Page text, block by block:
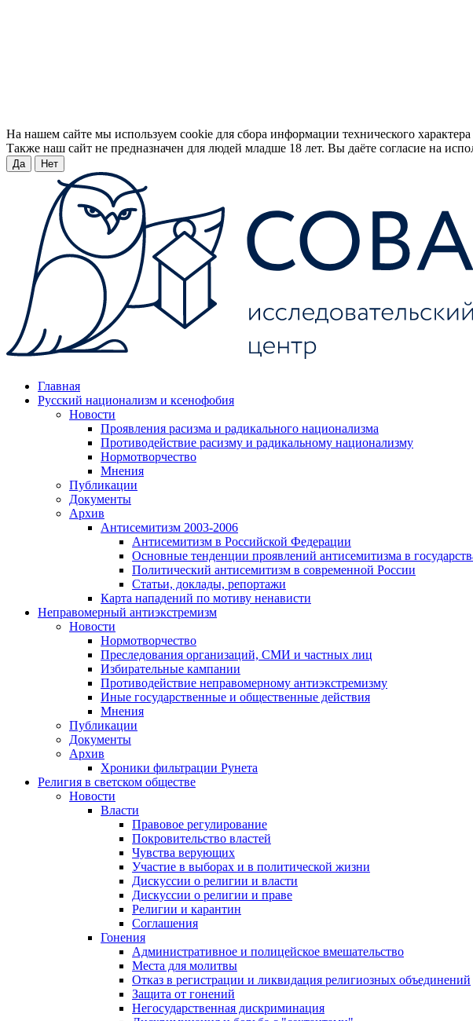
На нашем сайте мы используем cookie для сбора информации технического
Также наш сайт не предназначен для людей младше 18 лет. Вы даёте согласие на
Да Нет
Главная
Русский национализм и ксенофобия
Новости
Проявления расизма и радикального национализма
Противодействие расизму и радикальному национализму
Нормотворчество
Мнения
Публикации
Документы
Архив
Антисемитизм 2003-2006
Антисемитизм в Российской Федерации
Основные тенденции проявлений антисемитизма в
Политический антисемитизм в современной России
Статьи, доклады, репортажи
Карта нападений по мотиву ненависти
Неправомерный антиэкстремизм
Новости
Нормотворчество
Преследования организаций, СМИ и частных лиц
Избирательные кампании
Противодействие неправомерному антиэкстремизму
Иные государственные и общественные действия
Мнения
Публикации
Документы
Архив
Хроники фильтрации Рунета
Религия в светском обществе
Новости
Власти
Правовое регулирование
Покровительство властей
Чувства верующих
Участие в выборах и в политической жизни
Дискуссии о религии и власти
Дискуссии о религии и праве
Религии и карантин
Соглашения
Гонения
Административное и полицейское вмешательство
Места для молитвы
Отказ в регистрации и ликвидация религиозных объединений
Защита от гонений
Негосударственная дискриминация